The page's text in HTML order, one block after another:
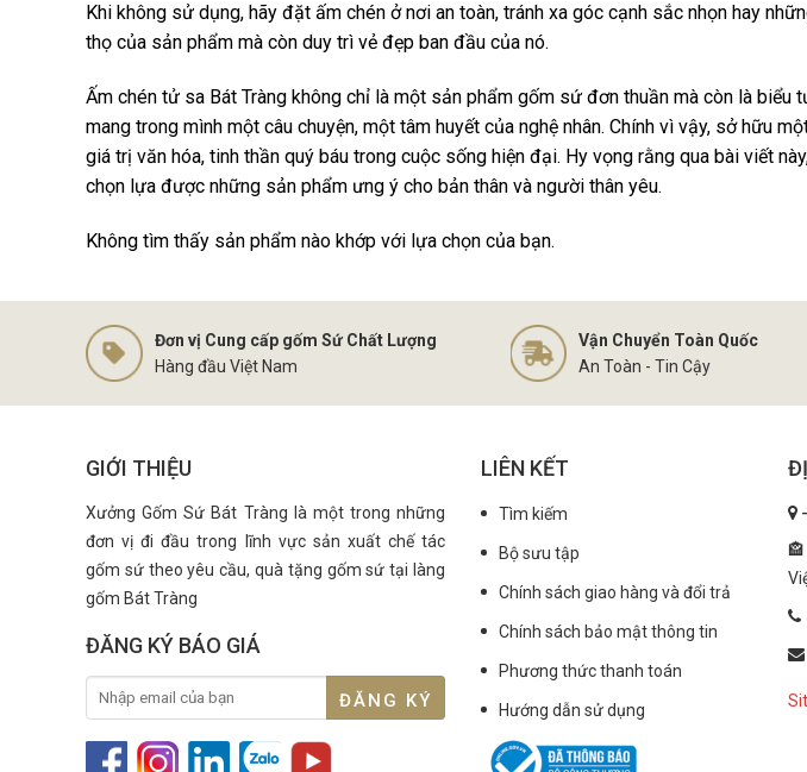
Khi không sử dụng, hãy đặt ấm chén ở nơi an toàn, tránh xa góc cạnh sắc nhọn hay
thọ của sản phẩm mà còn duy trì vẻ đẹp ban đầu của nó.
Ấm chén tử sa Bát Tràng không chỉ là một sản phẩm gốm sứ đơn thuần mà còn là
mang trong mình một câu chuyện, một tâm huyết của nghệ nhân. Chính vì vậy, sở hữu
giá trị văn hóa, tinh thần quý báu trong cuộc sống hiện đại. Hy vọng rằng qua bài viết
chọn lựa được những sản phẩm ưng ý cho bản thân và người thân yêu.
Không tìm thấy sản phẩm nào khớp với lựa chọn của bạn.
Đơn vị Cung cấp gốm Sứ Chất Lượng
Hàng đầu Việt Nam
Vận Chuyển Toàn Quốc
An Toàn - Tin Cậy
GIỚI THIỆU
Xưởng Gốm Sứ Bát Tràng là một trong những
đơn vị đi đầu trong lĩnh vực sản xuất chế tác
gốm sứ theo yêu cầu, quà tặng gốm sứ tại làng
gốm Bát Tràng
ĐĂNG KÝ BÁO GIÁ
LIÊN KẾT
Tìm kiếm
Bộ sưu tập
Chính sách giao hàng và đổi trả
Chính sách bảo mật thông tin
Phương thức thanh toán
Hướng dẫn sử dụng